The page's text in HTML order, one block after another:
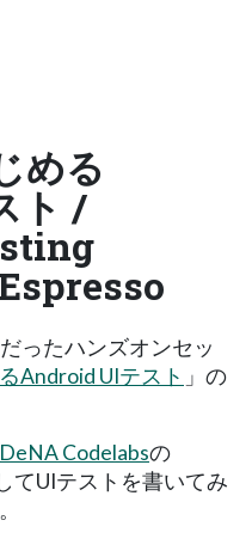
める
ト /
ったハンズオンセッ
Android UIテスト 」の
DeNA Codelabsの
てUIテストを書いてみ